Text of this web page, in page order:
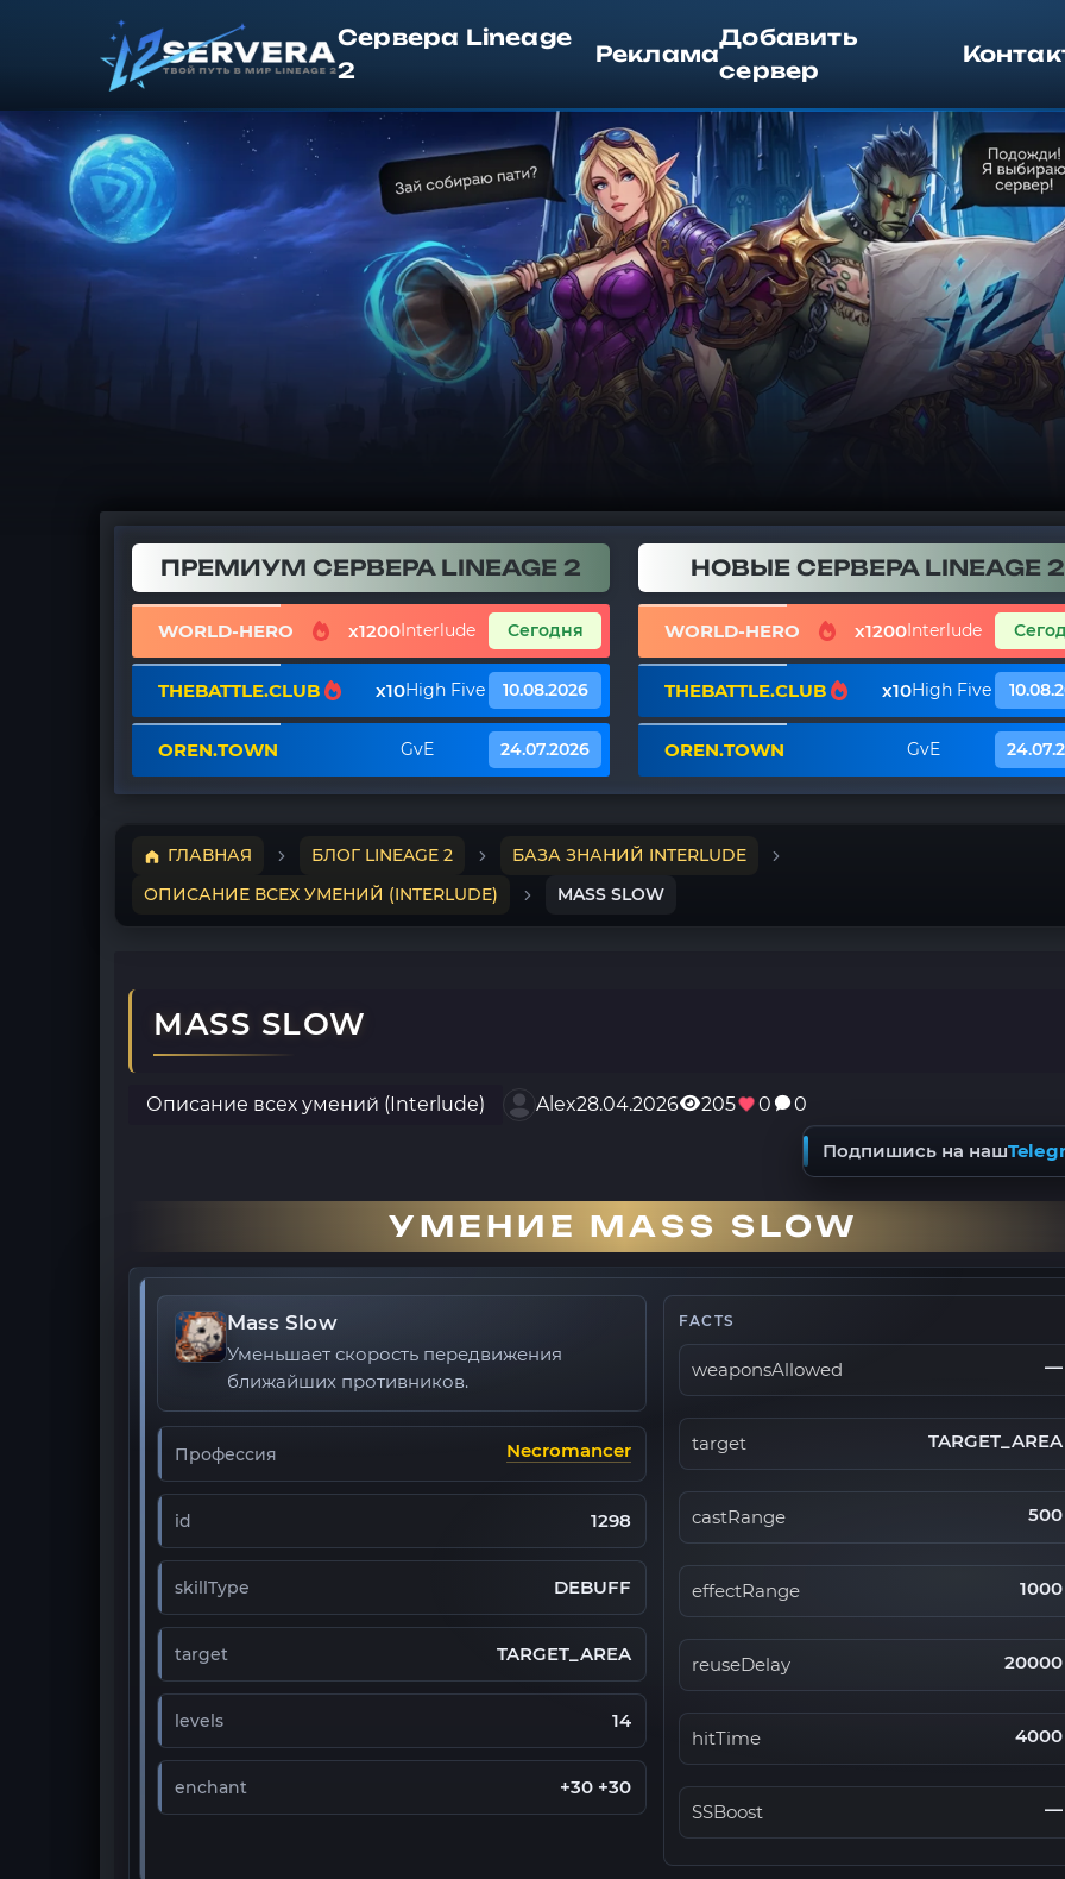
Сервера Lineage
2
Реклама
Добавить
сервер
ПРЕМИУМ СЕРВЕРА LINEAGE 2
WORLD-HERO x1200Interlude Сегодня
THEBATTLE.CLUB x10High Five 10.08.2026
OREN.TOWN GvE 24.07.2026
НОВЫЕ СЕРВЕРА LINEAGE 2
WORLD-HERO x1200Interlude
THEBATTLE.CLUB x10High Five
OREN.TOWN GvE
ГЛАВНАЯ БЛОГ LINEAGE 2
БАЗА ЗНАНИЙ INTERLUDE
ОПИСАНИЕ ВСЕХ УМЕНИЙ (INTERLUDE)
MASS SLOW
MASS SLOW
Описание всех умений (Interlude) Alex28.04.2026 205 0 0
Подпишись на наш
УМЕНИЕ MASS SLOW
Mass Slow
Уменьшает скорость передвижения
ближайших противников.
Профессия Necromancer
id 1298
skillType DEBUFF
target TARGET_AREA
levels 14
enchant +30 +30
FACTS
weaponsAllowed —
target TARGET_AREA
castRange 500
effectRange 1000
reuseDelay 20000
hitTime 4000
SSBoost —